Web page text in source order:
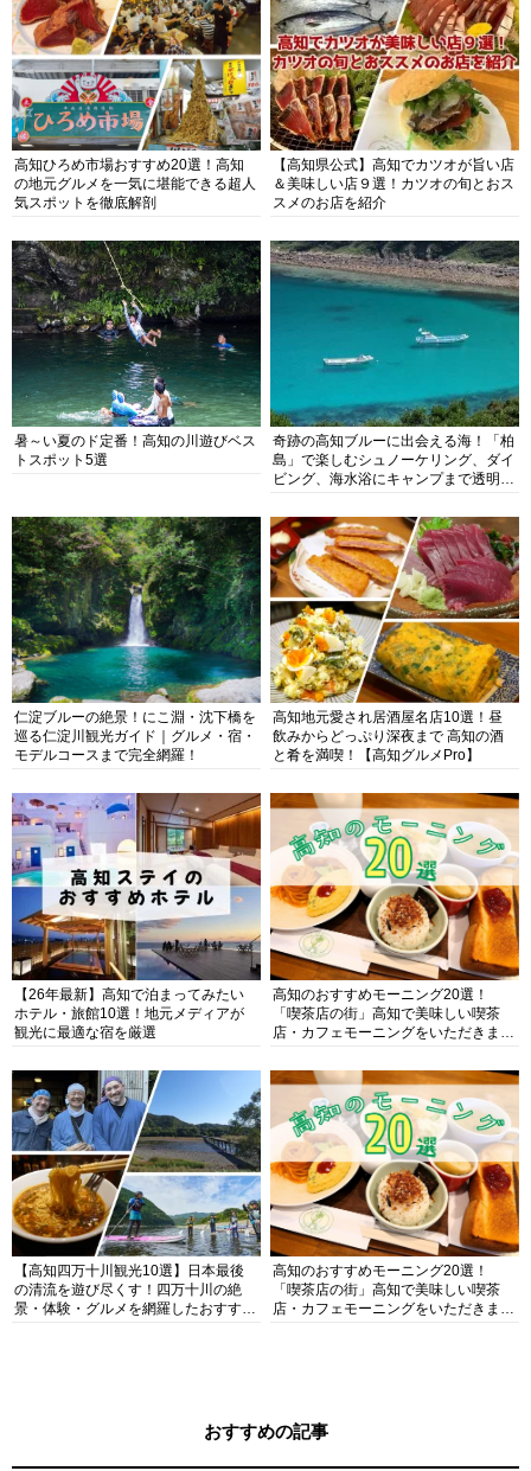
高知ひろめ市場おすすめ20選！高知
の地元グルメを一気に堪能できる超人
気スポットを徹底解剖
【高知県公式】高知でカツオが旨い店
＆美味しい店９選！カツオの旬とおス
スメのお店を紹介
暑～い夏のド定番！高知の川遊びベス
トスポット5選
奇跡の高知ブルーに出会える海！「柏
島」で楽しむシュノーケリング、ダイ
ビング、海水浴にキャンプまで透明度
仁淀ブルーの絶景！にこ淵・沈下橋を
巡る仁淀川観光ガイド｜グルメ・宿・
モデルコースまで完全網羅！
高知地元愛され居酒屋名店10選！昼
飲みからどっぷり深夜まで 高知の酒
と肴を満喫！【高知グルメPro】
【26年最新】高知で泊まってみたい
ホテル・旅館10選！地元メディアが
観光に最適な宿を厳選
高知のおすすめモーニング20選！
「喫茶店の街」高知で美味しい喫茶
店・カフェモーニングをいただきま
【高知四万十川観光10選】日本最後
の清流を遊び尽くす！四万十川の絶
景・体験・グルメを網羅したおすすめ
高知のおすすめモーニング20選！
「喫茶店の街」高知で美味しい喫茶
店・カフェモーニングをいただきま
おすすめの記事